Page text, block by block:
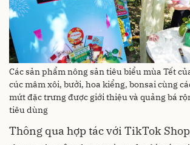
Các sản phẩm nông sản tiêu biểu mùa Tết
cúc mâm xôi, bưởi, hoa kiểng, bonsai cùng
mứt đặc trưng được giới thiệu và quảng bá
tiêu dùng
Thông qua hợp tác với TikTok